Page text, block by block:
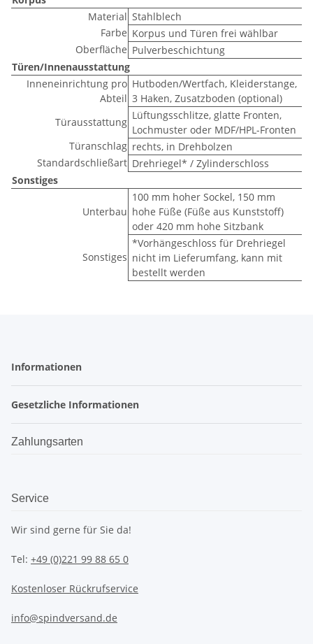
Material Stahlblech
Farbe Korpus und Türen frei wählbar
Oberfläche Pulverbeschichtung
Türen/Innenausstattung
Inneneinrichtung pro
Abteil
Hutboden/Wertfach, Kleiderstange,
3 Haken, Zusatzboden (optional)
Türausstattung
Lüftungsschlitze, glatte Fronten,
Lochmuster oder MDF/HPL-Fronten
Türanschlag rechts, in Drehbolzen
Standardschließart Drehriegel* / Zylinderschloss
Sonstiges
Unterbau
100 mm hoher Sockel, 150 mm
hohe Füße (Füße aus Kunststoff)
oder 420 mm hohe Sitzbank
Sonstiges
*Vorhängeschloss für Drehriegel
nicht im Lieferumfang, kann mit
bestellt werden
Informationen
Gesetzliche Informationen
Zahlungsarten
Service
Wir sind gerne für Sie da!
Tel: +49 (0)221 99 88 65 0
Kostenloser Rückrufservice
info@spindversand.de